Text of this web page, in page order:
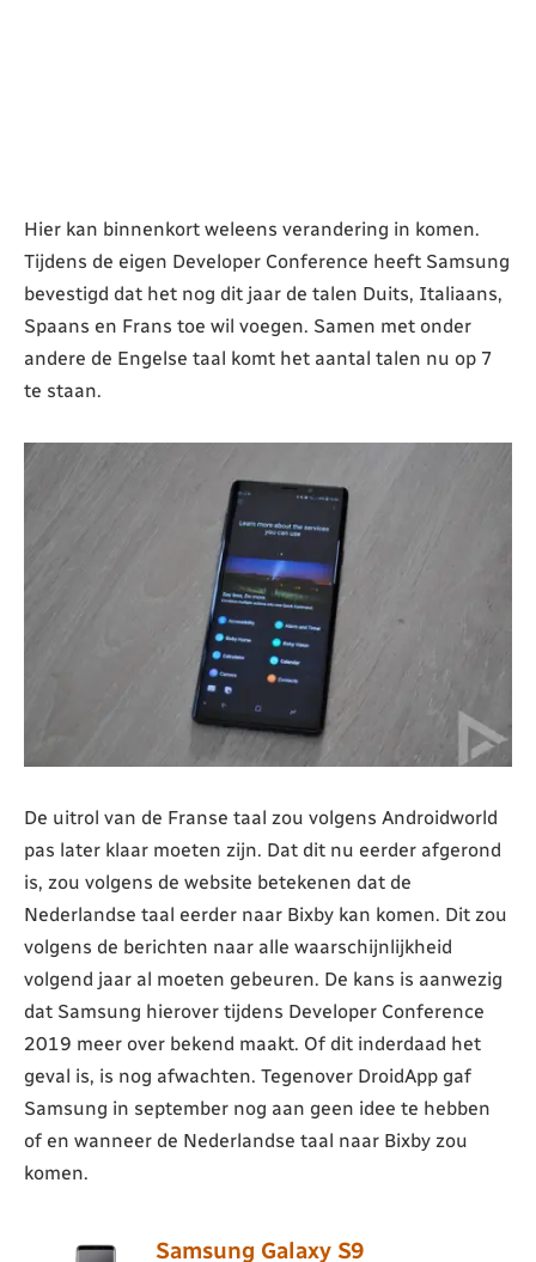
Hier kan binnenkort weleens verandering in komen.
Tijdens de eigen Developer Conference heeft Samsung
bevestigd dat het nog dit jaar de talen Duits, Italiaans,
Spaans en Frans toe wil voegen. Samen met onder
andere de Engelse taal komt het aantal talen nu op 7
te staan.
De uitrol van de Franse taal zou volgens Androidworld
pas later klaar moeten zijn. Dat dit nu eerder afgerond
is, zou volgens de website betekenen dat de
Nederlandse taal eerder naar Bixby kan komen. Dit zou
volgens de berichten naar alle waarschijnlijkheid
volgend jaar al moeten gebeuren. De kans is aanwezig
dat Samsung hierover tijdens Developer Conference
2019 meer over bekend maakt. Of dit inderdaad het
geval is, is nog afwachten. Tegenover DroidApp gaf
Samsung in september nog aan geen idee te hebben
of en wanneer de Nederlandse taal naar Bixby zou
komen.
Samsung Galaxy S9